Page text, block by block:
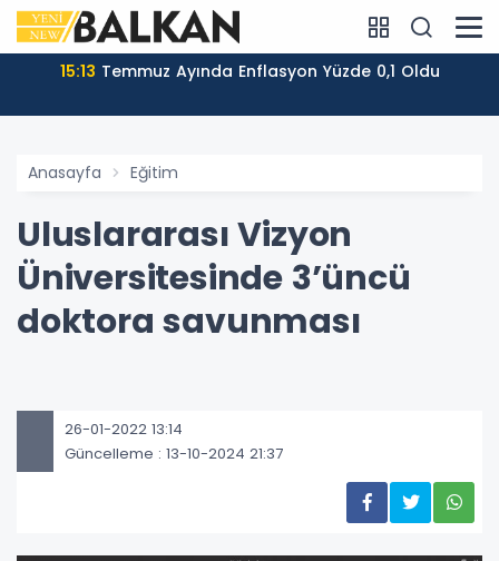
15:13 Temmuz Ayında Enflasyon Yüzde 0,1 Oldu
Anasayfa Eğitim
Uluslararası Vizyon
Üniversitesinde 3’üncü
doktora savunması
26-01-2022 13:14
Güncelleme : 13-10-2024 21:37